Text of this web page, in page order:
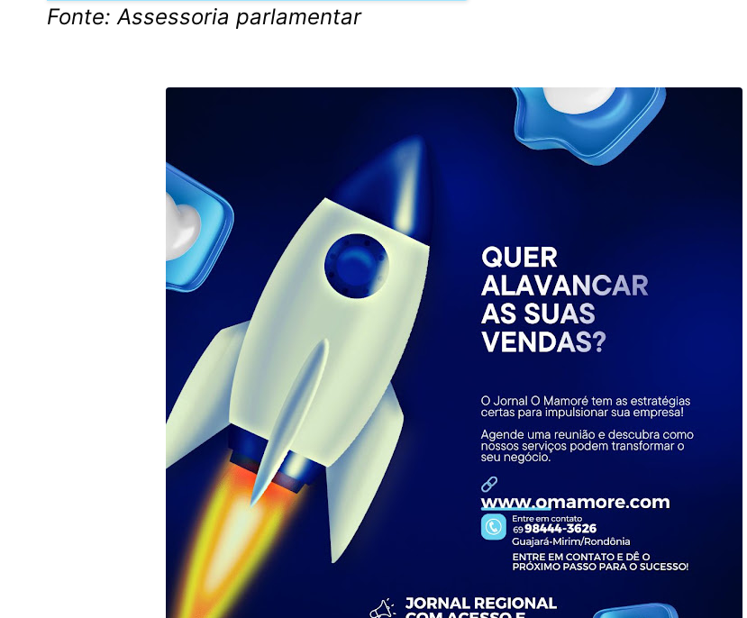
Fonte: Assessoria parlamentar